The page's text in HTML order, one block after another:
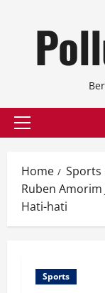
Primary
Home
Sports
Ruben Amorim
Hati-hati
Sports